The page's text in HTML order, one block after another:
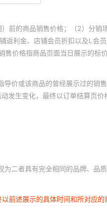
前的商品销售价格；（2）分
利金、店铺会员折扣以及L会
价格指商品页面当日展示的
价或该商品的曾经展示过的销
发生变化，最终以订单结算页价
二者具有完全相同的品牌、品
前述展示的具体时间和所对应的